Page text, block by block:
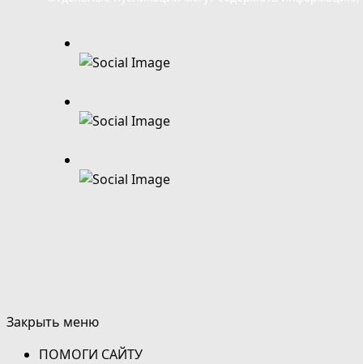
Закрыть меню
ПОМОГИ САЙТУ